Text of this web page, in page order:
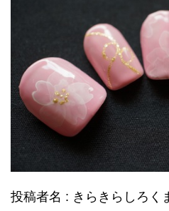
投稿者名 : きらきらしろく